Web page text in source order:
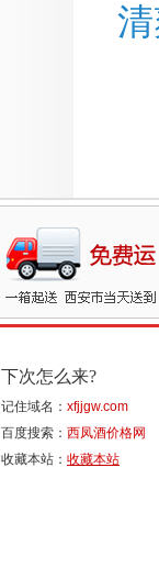
下次怎么来?
记住域名： xfjjgw.com
百度搜索： 西凤酒价格网
收藏本站： 收藏本站